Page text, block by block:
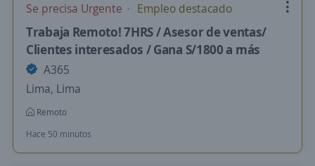
Se precisa Urgente Empleo destacado
Trabaja Remoto! 7HRS / Asesor de ventas/
Clientes interesados / Gana S/1800 a más
A365
Lima, Lima
Remoto
Hace 50 minutos